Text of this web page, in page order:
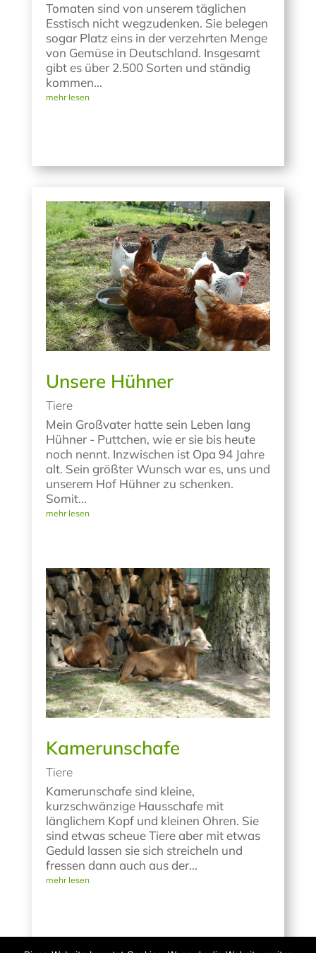
Tomaten sind von unserem täglichen
Esstisch nicht wegzudenken. Sie belegen
sogar Platz eins in der verzehrten Menge
von Gemüse in Deutschland. Insgesamt
gibt es über 2.500 Sorten und ständig
kommen...
mehr lesen
Unsere Hühner
Tiere
Mein Großvater hatte sein Leben lang
Hühner - Puttchen, wie er sie bis heute
noch nennt. Inzwischen ist Opa 94 Jahre
alt. Sein größter Wunsch war es, uns und
unserem Hof Hühner zu schenken.
Somit...
mehr lesen
Kamerunschafe
Tiere
Kamerunschafe sind kleine,
kurzschwänzige Hausschafe mit
länglichem Kopf und kleinen Ohren. Sie
sind etwas scheue Tiere aber mit etwas
Geduld lassen sie sich streicheln und
fressen dann auch aus der...
mehr lesen